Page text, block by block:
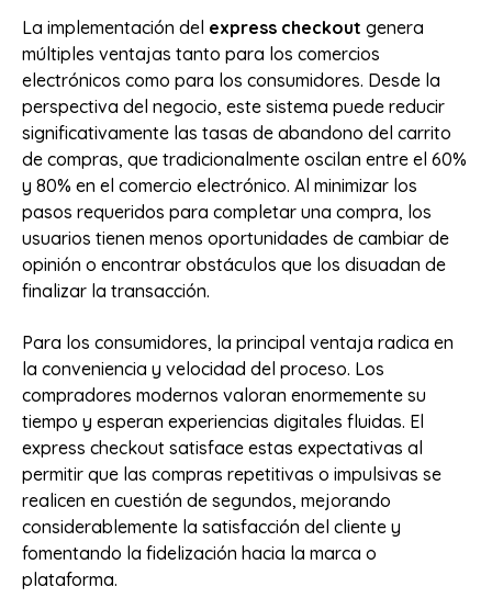
La implementación del express checkout genera
múltiples ventajas tanto para los comercios
electrónicos como para los consumidores. Desde la
perspectiva del negocio, este sistema puede reducir
significativamente las tasas de abandono del carrito
de compras, que tradicionalmente oscilan entre el 60%
y 80% en el comercio electrónico. Al minimizar los
pasos requeridos para completar una compra, los
usuarios tienen menos oportunidades de cambiar de
opinión o encontrar obstáculos que los disuadan de
finalizar la transacción.
Para los consumidores, la principal ventaja radica en
la conveniencia y velocidad del proceso. Los
compradores modernos valoran enormemente su
tiempo y esperan experiencias digitales fluidas. El
express checkout satisface estas expectativas al
permitir que las compras repetitivas o impulsivas se
realicen en cuestión de segundos, mejorando
considerablemente la satisfacción del cliente y
fomentando la fidelización hacia la marca o
plataforma.